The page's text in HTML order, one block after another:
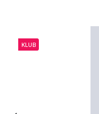
KLUB